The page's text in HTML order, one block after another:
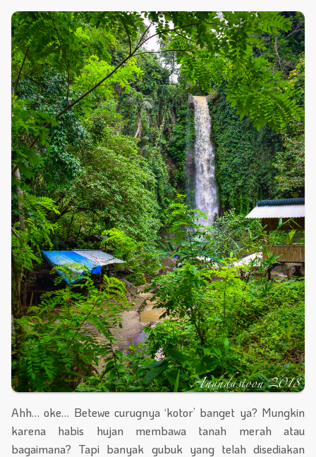
Ahh… oke… Betewe curugnya ‘kotor’ banget ya? Mungkin
karena habis hujan membawa tanah merah atau
bagaimana? Tapi banyak gubuk yang telah disediakan